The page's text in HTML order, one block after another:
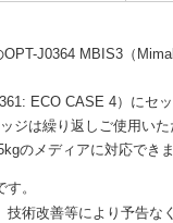
J0364 MBIS3（
ECO CASE 4）にセ
ジは繰り返しご使用いた
のメディアに対応できま
。
術改善等により予告な